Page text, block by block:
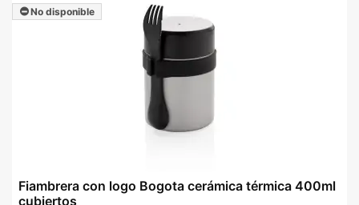
No disponible
Fiambrera con logo Bogota cerámica térmica 400ml
cubiertos